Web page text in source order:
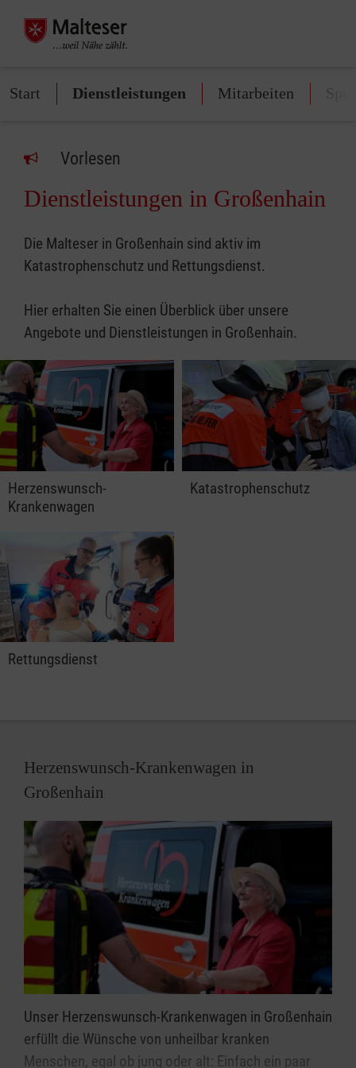
Start Dienstleistungen Mitarbeiten
Vorlesen
Dienstleistungen in Großenhain
Die Malteser in Großenhain sind aktiv im
Katastrophenschutz und Rettungsdienst.
Hier erhalten Sie einen Überblick über unsere
Angebote und Dienstleistungen in Großenhain.
Herzenswunsch-
Krankenwagen
Katastrophenschutz
Rettungsdienst
Herzenswunsch-Krankenwagen in
Großenhain
Unser Herzenswunsch-Krankenwagen in Großenhain
erfüllt die Wünsche von unheilbar kranken
Menschen, egal ob jung oder alt: Einfach ein paar